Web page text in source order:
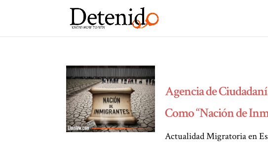
Agencia de
Como “Nación de
Actualidad Migratoria en